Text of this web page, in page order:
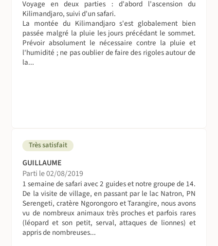
progressive en altitude évite généralement le mal des
montagnes, et les itinéraires sont construits en en tenant
compte. Toutefois, les symptômes sont individuels et
peuvent vous atteindre à tout moment.
Le mal des montagnes se manifeste progressivement (ou
simultanément) par des maux de têtes, des insomnies, la
en prévention de l'aspirine. Vous pouvez également
prendre des somnifères légers qui vous aideront à mieux
vous reposer (consultez votre médecin traitant!),
notamment pour la nuit avant le sommet. Sachez
cependant que le mal des montagnes n'est pas
instantané. Il y a un décalage entre la progression et les
effets de l'altitude. C'est la raison pour laquelle nous
effectuons la descente rapidement après l'ascension de
façon à éliminer totalement les effets de l'altitude.
Voyage en deux parties : d'abord l'ascension du
Kilimandjaro, suivi d'un safari.
La montée du Kilimandjaro s'est globalement bien
passée malgré la pluie les jours précédant le sommet.
Prévoir absolument le nécessaire contre la pluie et
l'humidité ; ne pas oublier de faire des rigoles autour de
la...
Très satisfait
GUILLAUME
Parti le 02/08/2019
1 semaine de safari avec 2 guides et notre groupe de 14.
De la visite de village, en passant par le lac Natron, PN
Serengeti, cratère Ngorongoro et Tarangire, nous avons
vu de nombreux animaux très proches et parfois rares
(léopard et son petit, serval, attaques de lionnes) et
appris de nombreuses...